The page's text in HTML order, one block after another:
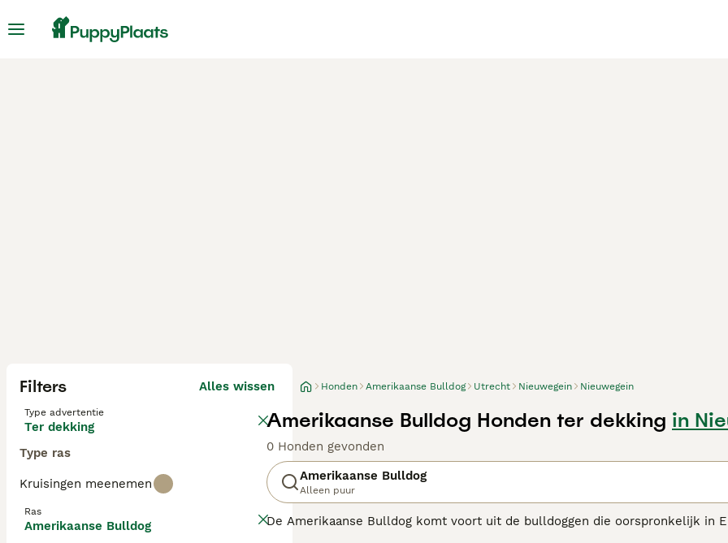
Filters Alles wissen
Type advertentie
Ter dekking
Type ras
Kruisingen meenemen
Ras
Amerikaanse Bulldog
Honden Amerikaanse Bulldog Utrecht Nieuwegein Nieuwegein
Amerikaanse Bulldog Honden ter dekking in
0 Honden gevonden
Amerikaanse Bulldog
Alleen puur
De Amerikaanse Bulldog komt voort uit de bulldoggen die oorspronkelijk in